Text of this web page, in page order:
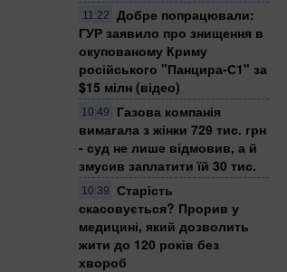
11:22
Добре попрацювали:
ГУР заявило про знищення в
окупованому Криму
російського "Панцира-С1" за
$15 мілн (відео)
10:49
Газова компанія
вимагала з жінки 729 тис. грн
- суд не лише відмовив, а й
змусив заплатити їй 30 тис.
10:39
Старість
скасовується? Прорив у
медицині, який дозволить
жити до 120 років без
хвороб